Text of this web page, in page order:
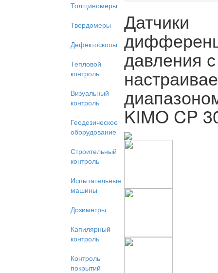
Толщиномеры
Твердомеры
Дефектоскопы
Тепловой
контроль
Визуальный
контроль
Геодезическое
оборудование
Строительный
контроль
Испытательные
машины
Дозиметры
Капилярный
контроль
Контроль
покрытий
Датчики
давления с
KIMO CP